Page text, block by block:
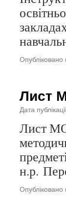
Опубліковано
Лист
Дата
Лист
н.р.
Опубліковано